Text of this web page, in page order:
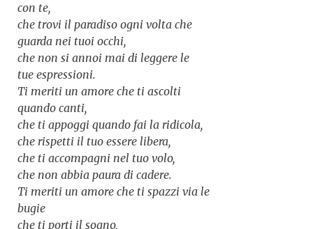
con te,
che trovi il paradiso ogni volta che
guarda nei tuoi occhi,
che non si annoi mai di leggere le
tue espressioni.
Ti meriti un amore che ti ascolti
quando canti,
che ti appoggi quando fai la ridicola,
che rispetti il tuo essere libera,
che ti accompagni nel tuo volo,
che non abbia paura di cadere.
Ti meriti un amore che ti spazzi via le
bugie
che ti porti il sogno,